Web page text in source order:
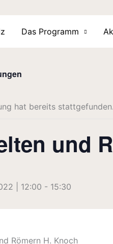
Das Programm
hat bereits stattgefunden.
und
| 12:00 - 15:30